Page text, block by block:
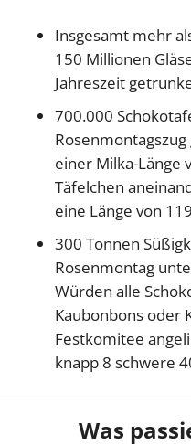
Insgesamt mehr
150 Millionen
Jahreszeit
700.000
einer Milka-Länge
Täfelchen
eine Länge von
300 Tonnen
Rosenmontag
Würden alle
Kaubonbons oder
Festkomitee
knapp 8 schwere
Was